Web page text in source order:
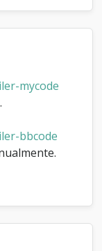
r
mycode
bbcode